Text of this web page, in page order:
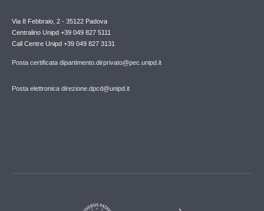
Via 8 Febbraio, 2 - 35122 Padova
Centralino Unipd +39 049 827 5111
Call Centre Unipd +39 049 827 3131
Posta certificata dipartimento.dirprivato@pec.unipd.it
Posta elettronica direzione.dpcd@unipd.it